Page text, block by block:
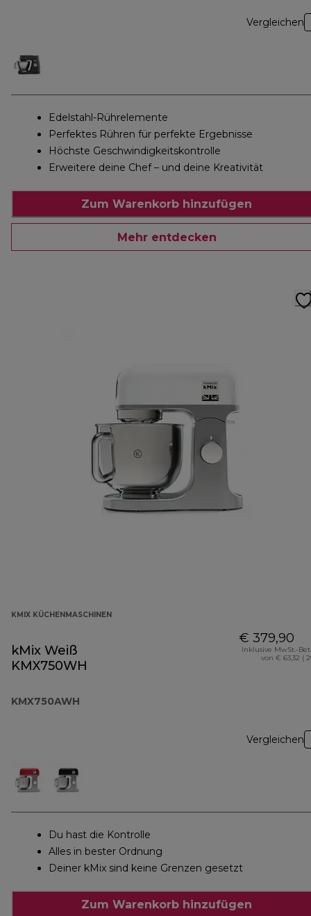
Vergleichen
Edelstahl-Rührelemente
Perfektes Rühren für perfekte Ergebnisse
Höchste Geschwindigkeitskontrolle
Erweitere deine Chef – und deine Kreativität
Zum Warenkorb hinzufügen
Mehr entdecken
KMIX KÜCHENMASCHINEN
kMix Weiß
KMX750WH
KMX750AWH
€ 379,90
Inklusive MwSt.-
von € 63,32 (
Vergleichen
Du hast die Kontrolle
Alles in bester Ordnung
Deiner kMix sind keine Grenzen gesetzt
Zum Warenkorb hinzufügen